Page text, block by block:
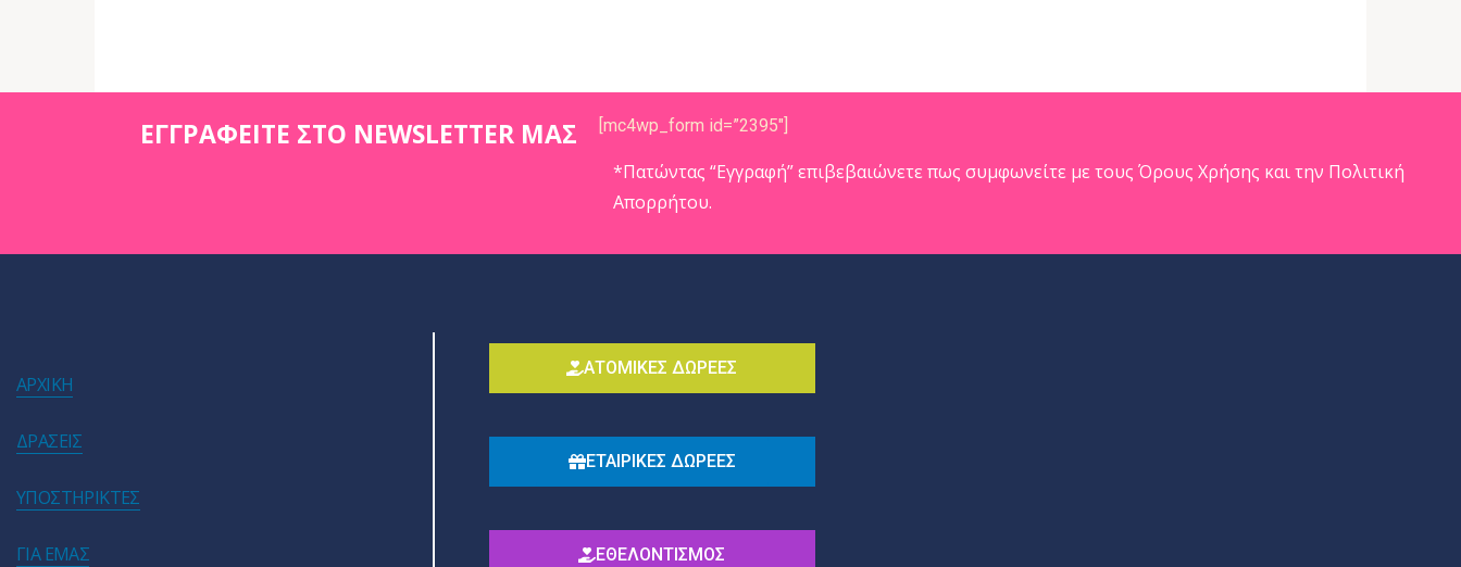
ΕΓΓΡΑΦΕΙΤΕ ΣΤΟ NEWSLETTER ΜΑΣ [mc4wp_form id=”2395″]
*Πατώντας “Εγγραφή” επιβεβαιώνετε πως συμφωνείτε με τους Όρους Χρήσης και την Πολιτική
Απορρήτου.
ΑΡΧΙΚΗ
ΔΡΑΣΕΙΣ
ΥΠΟΣΤΗΡΙΚΤΕΣ
ΓΙΑ ΕΜΑΣ
ΑΤΟΜΙΚΕΣ ΔΩΡΕΕΣ
ΕΤΑΙΡΙΚΕΣ ΔΩΡΕΕΣ
ΕΘΕΛΟΝΤΙΣΜΟΣ